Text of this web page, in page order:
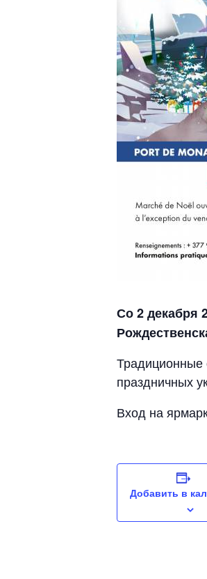
Со 2 декабря
Традиционные
праздничных
Вход на
Добавить в